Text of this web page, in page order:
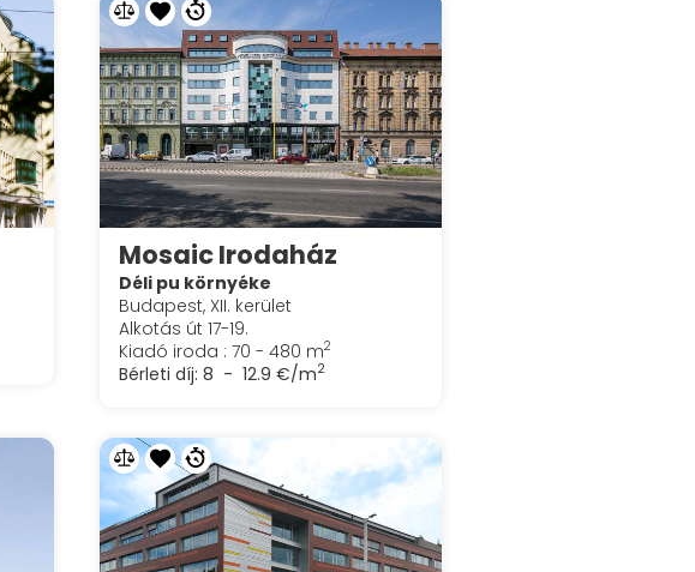
Mosaic Irodaház
Déli pu környéke
Budapest, XII. kerület
Alkotás út 17-19.
Kiadó iroda : 70 - 480 m2
Bérleti díj: 8 - 12.9 €/m2